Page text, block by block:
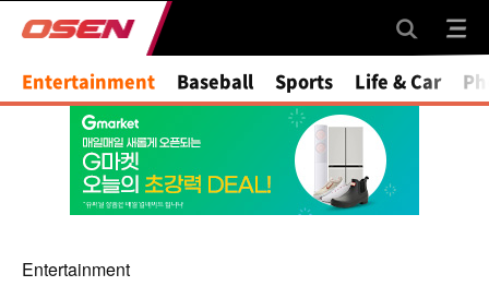
Mute
Entertainment Baseball Sports Life & Car
Entertainment